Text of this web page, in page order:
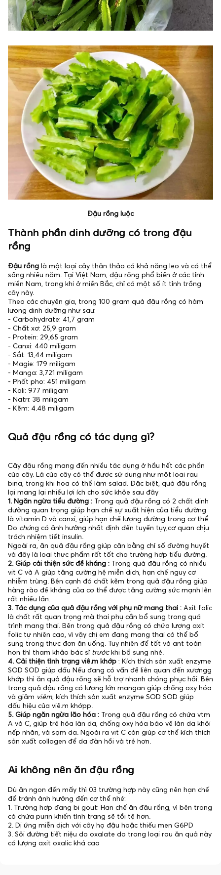
Đậu rồng luộc
Thành phần dinh dưỡng có trong đậu
rồng
Đậu rồng là một loại cây thân thảo có khả năng leo và có thể
sống nhiều năm. Tại Việt Nam, đậu rồng phổ biến ở các tỉnh
miền Nam, trong khi ở miền Bắc, chỉ có một số ít tỉnh trồng
cây này.
Theo các chuyên gia, trong 100 gram quả đậu rồng có hàm
lượng dinh dưỡng như sau:
- Carbohydrate: 41,7 gram
- Chất xơ: 25,9 gram
- Protein: 29,65 gram
- Canxi: 440 miligam
- Sắt: 13,44 miligam
- Magie: 179 miligam
- Manga: 3,721 miligam
- Phốt pho: 451 miligam
- Kali: 977 miligam
- Natri: 38 miligam
- Kẽm: 4.48 miligam
Quả đậu rồng có tác dụng gì?
Cây đậu rồng mang đến nhiều tác dụng ở hầu hết các phần
của cây. Lá của cây có thể được sử dụng như một loại rau
bina, trong khi hoa có thể làm salad. Đặc biệt, quả đậu rồng
lại mang lại nhiều lợi ích cho sức khỏe sau đây
1. Ngăn ngừa tiểu đường :
Trong quả đậu rồng có 2 chất dinh
dưỡng quan trọng giúp hạn chế sự xuất hiện của tiểu đường
là vitamin D và canxi, giúp hạn chế lượng đường trong cơ thể.
Do chúng có ảnh hưởng nhất định đến tuyến tụy,cơ quan chịu
trách nhiệm tiết insulin.
Ngoài ra, ăn quả đậu rồng giúp cân bằng chỉ số đường huyết
và đây là loại thực phẩm rất tốt cho trường hợp tiểu đường.
2. Giúp cải thiện sức đề kháng :
Trong quả đậu rồng có nhiều
vit C và A giúp tăng cường hệ miễn dịch, hạn chế nguy cơ
nhiễm trùng. Bên cạnh đó chất kẽm trong quả đậu rồng giúp
hàng rào đề kháng của cơ thể được tăng cường sức mạnh lên
rất nhiều lần.
3. Tác dụng của quả đậu rồng với phụ nữ mang thai : Axit folic
là chất rất quan trọng mà thai phụ cần bổ sung trong quá
trình mang thai. Bên trong quả đậu rồng có chứa lượng axit
folic tự nhiên cao, vì vậy chị em đang mang thai có thể bổ
sung trong thực đơn ăn uống. Tuy nhiên để tốt và ant toàn
hơn thì tham khảo bác sĩ trước khi bổ sung nhé.
4. Cải thiện tình trạng viê.m khớp : Kích thích sản xuất enzyme
SOD SOD giúp dấu Nếu đang có vấn đề liên quan đến xươngg
khớp thì ăn quả đậu rồng sẽ hỗ trợ nhanh chóng phục hồi. Bên
trong quả đậu rồng có lượng lớn mangan giúp chống oxy hóa
và giảm viêm, kích thích sản xuất enzyme SOD SOD giúp
dấu hiệu của viê.m khớpp.
5. Giúp ngăn ngừa lão hóa : Trong quả đậu rồng có chứa vtm
A và C, giúp trẻ hóa làn da, chống oxy hóa bảo vệ làn da khỏi
nếp nhăn, và sạm da. Ngoài ra vit C còn giúp cơ thể kích thích
sản xuất collagen để da đàn hồi và trẻ hơn.
Ai không nên ăn đậu rồng
Dù ăn ngon đến mấy thì 03 trường hợp này cũng nên hạn chế
để tránh ảnh hưởng đến cơ thể nhé:
1. Trường hợp đang bị gout: Hạn chế ăn đậu rồng, vì bên trong
có chứa purin khiến tình trạng sẽ tồi tệ hơn.
2. Dị ứng miễn dịch với cây họ đậu hoặc thiếu men G6PD
3. Sỏi đường tiết niệu do oxalate do trong loại rau ăn quả này
có lượng axit oxalic khá cao